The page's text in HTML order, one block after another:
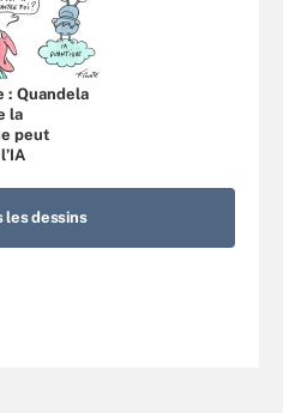
: Quandela
la
peut
les dessins